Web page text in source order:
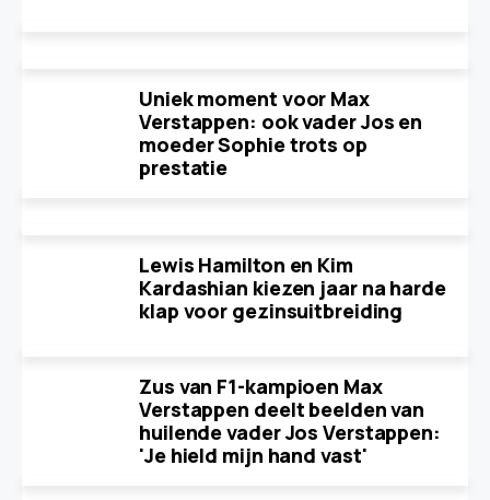
Uniek moment voor Max
Verstappen: ook vader Jos en
moeder Sophie trots op
prestatie
Lewis Hamilton en Kim
Kardashian kiezen jaar na harde
klap voor gezinsuitbreiding
Zus van F1-kampioen Max
Verstappen deelt beelden van
huilende vader Jos Verstappen:
'Je hield mijn hand vast'